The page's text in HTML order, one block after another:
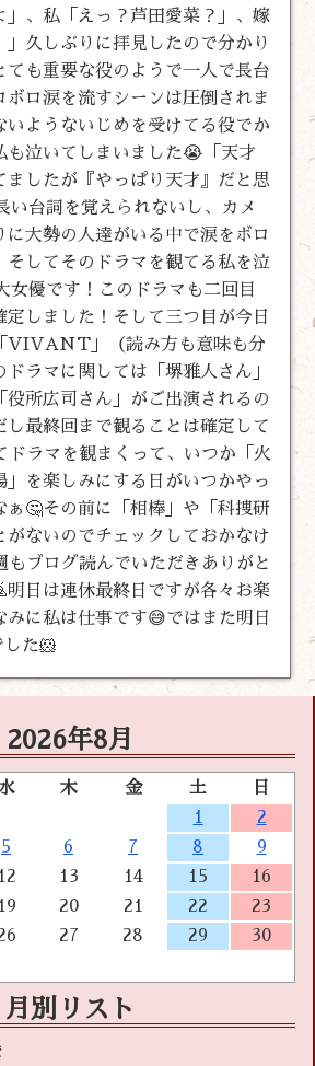
」、私「えっ？芦田愛菜？」、嫁
」久しぶりに拝見したので分かり
ても重要な役のようで一人で長台
ボロ涙を流すシーンは圧倒されま
いようないじめを受けてる役でか
も泣いてしまいました😭「天才
ましたが『やっぱり天才』だと思
い台詞を覚えられないし、カメ
に大勢の人達がいる中で涙をボロ
そしてそのドラマを観てる私を泣
女優です！このドラマも二回目
定しました！そして三つ目が今日
VIVANT」（読み方も意味も分
ドラマに関しては「堺雅人さん」
役所広司さん」がご出演されるの
し最終回まで観ることは確定して
ドラマを観まくって、いつか「火
」を楽しみにする日がいつかやっ
ぁ🤔その前に「相棒」や「科捜研
がないのでチェックしておかなけ
もブログ読んでいただきありがと
明日は連休最終日ですが各々お楽
みに私は仕事です😅ではまた明日
した🐹
2026年8月
木 金 土
日
1
2
5 6 7 8
9
12 13 14 15
16
19 20 21 22
23
27 28 29
30
月別リスト